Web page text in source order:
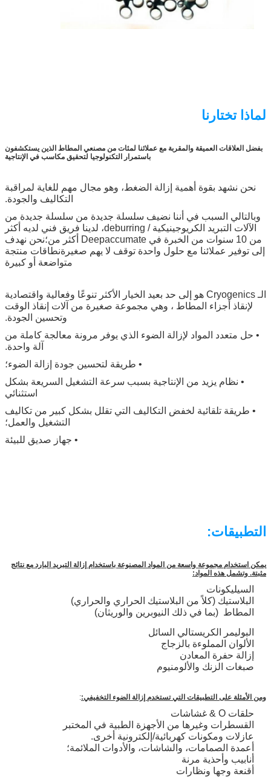
لماذا تختارنا
بفضل العلاقات العميقة والمقربة مع عملائنا لمئات من مصنعي المطاط الذين يستكشفون
باستمرار التكنولوجيا لتحقيق مكاسب في الإنتاجية
نحن نشهد بقوة أهمية إزالة الضغط، وهو مجال مهم للغاية لمراقبة
التكاليف والجودة.
وبالتالي السبب في أننا نضيف سلسلة جديدة من سلسلة جديدة من
الآلات التبريد الكريوجينيكية / deburring، لدينا فريق فني لديه أكثر
من 10 سنوات من الخبرة في Deepaccumate أكثر من؛نحن نهدف
إلى توفير عملائنا مع حلول واحدة توقف لا يهم صغيرةنطاقات منتجة
متواضعة أو كبيرة
الـ Cryogenics هو إلى حد بعيد الخيار الأكثر تنوعًا وفعالية واقتصادية
لإنقاذ أجزاء المطاط ، وهي مجموعة صغيرة من آلات إنقاذ الوقت
وتحسين الجودة.
• حل متعدد المواد لإزالة الضوء الذي يوفر مرونة معالجة كاملة من
آلة واحدة.
• طريقة لتحسين جودة إزالة الضوء؛
• نظام يزيد من الإنتاجية بسبب سرعة التشغيل السريعة بشكل
استثنائي
• طريقة تلقائية لخفض التكاليف التي تقلل بشكل كبير من تكاليف
التشغيل والعمل؛
• جهاز صديق للبيئة
التطبيقات:
يمكن استخدام مجموعة واسعة من المواد المصنوعة باستخدام إزالة التبريد البارد مع نتائج
مثبتة. وتشمل هذه المواد:
السيليكونات
البلاستيك (كلاً من البلاستيك الحراري والحراري)
المطاط ️ (بما في ذلك النيوبرين والوريثان)
البوليمر الكريستالي السائل
الألوان المملوءة بالزجاج
إزالة حفرة المعادن
صبغات الزنك والألومنيوم
ومن الأمثلة على التطبيقات التي تستخدم إزالة الضوء التخفيفي::
حلقات O & غشاشات
القسطرات وغيرها من الأجهزة الطبية في المختبر
عازلات ومكونات كهربائية/إلكترونية أخرى.
أعمدة الصمامات، والشاشات، والأدوات الملائمة؛
أنابيب وأحذية مرنة
أقنعة وجها ونظارات